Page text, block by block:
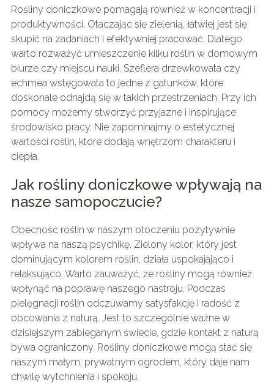
Rośliny doniczkowe pomagają również w koncentracji i
produktywności. Otaczając się zielenią, łatwiej jest się
skupić na zadaniach i efektywniej pracować. Dlatego
warto rozważyć umieszczenie kilku roślin w domowym
biurze czy miejscu nauki. Szeflera drzewkowata czy
echmea wstęgowata to jedne z gatunków, które
doskonale odnajdą się w takich przestrzeniach. Przy ich
pomocy możemy stworzyć przyjazne i inspirujące
środowisko pracy. Nie zapominajmy o estetycznej
wartości roślin, które dodają wnętrzom charakteru i
ciepła.
Jak rośliny doniczkowe wpływają na
nasze samopoczucie?
Obecność roślin w naszym otoczeniu pozytywnie
wpływa na naszą psychikę. Zielony kolor, który jest
dominującym kolorem roślin, działa uspokajająco i
relaksująco. Warto zauważyć, że rośliny mogą również
wpłynąć na poprawę naszego nastroju. Podczas
pielęgnacji roślin odczuwamy satysfakcję i radość z
obcowania z naturą. Jest to szczególnie ważne w
dzisiejszym zabieganym świecie, gdzie kontakt z naturą
bywa ograniczony. Rośliny doniczkowe mogą stać się
naszym małym, prywatnym ogrodem, który daje nam
chwilę wytchnienia i spokoju.